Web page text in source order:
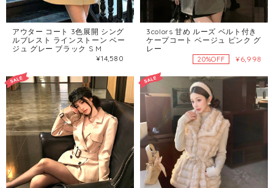
アウター コート 3色展開 シング
ルブレスト ラインストーン ベー
ジュ グレー ブラック S M
¥14,580
3colors 甘め ルーズ ベルト付き
ケープコート ベージュ ピンク グ
レー
20%OFF ¥6,998